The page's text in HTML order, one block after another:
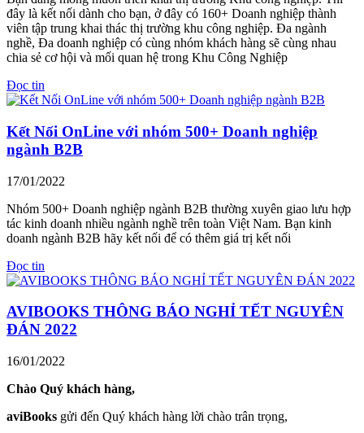
đây là kết nối dành cho bạn, ở đây có 160+ Doanh nghiệp thành
viên tập trung khai thác thị trường khu công nghiệp. Đa ngành
nghề, Đa doanh nghiệp có cùng nhóm khách hàng sẽ cùng nhau
chia sẻ cơ hội và mối quan hệ trong Khu Công Nghiệp
Đọc tin
Kết Nối OnLine với nhóm 500+ Doanh nghiệp
ngành B2B
17/01/2022
Nhóm 500+ Doanh nghiệp ngành B2B thường xuyên giao lưu hợp
tác kinh doanh nhiều ngành nghề trên toàn Việt Nam. Bạn kinh
doanh ngành B2B hãy kết nối để có thêm giá trị kết nối
Đọc tin
AVIBOOKS THÔNG BÁO NGHỈ TẾT NGUYÊN
ĐÁN 2022
16/01/2022
Chào Quý khách hàng,
aviBooks gửi đến Quý khách hàng lời chào trân trọng,